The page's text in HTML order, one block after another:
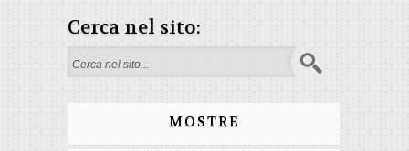
Cerca nel sito:
Form di ricerca
MOSTRE